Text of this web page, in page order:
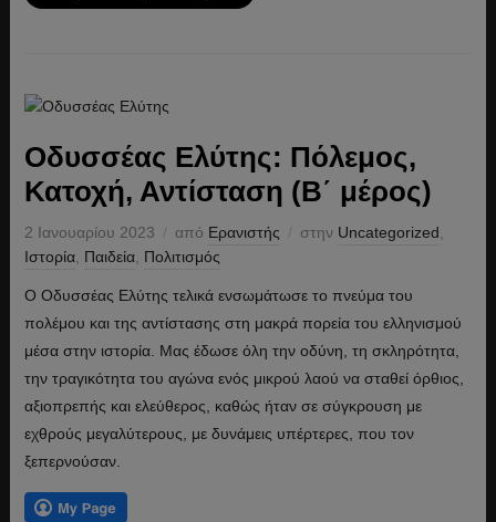
Οδυσσέας Ελύτης: Πόλεμος,
Κατοχή, Αντίσταση (B΄ μέρος)
2 Ιανουαρίου 2023 από Ερανιστής στην Uncategorized
Ιστορία, Παιδεία, Πολιτισμός
Ο Οδυσσέας Ελύτης τελικά ενσωμάτωσε το πνεύμα του
πολέμου και της αντίστασης στη μακρά πορεία του ελληνισμού
μέσα στην ιστορία. Μας έδωσε όλη την οδύνη, τη σκληρότητα,
την τραγικότητα του αγώνα ενός μικρού λαού να σταθεί όρθιος,
αξιοπρεπής και ελεύθερος, καθώς ήταν σε σύγκρουση με
εχθρούς μεγαλύτερους, με δυνάμεις υπέρτερες, που τον
ξεπερνούσαν.